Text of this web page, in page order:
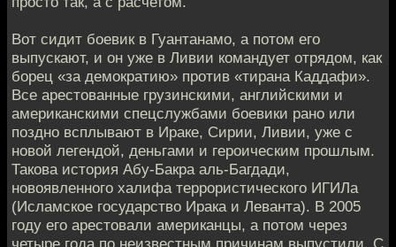
Вот сидит боевик в Гуантанамо, а потом его
выпускают, и он уже в Ливии командует отрядом, как
борец «за демократию» против «тирана Каддафи».
Все арестованные грузинскими, английскими и
американскими спецслужбами боевики рано или
поздно всплывают в Ираке, Сирии, Ливии, уже с
новой легендой, деньгами и героическим прошлым.
Такова история Абу-Бакра аль-Багдади,
новоявленного халифа террористического ИГИЛа
(Исламское государство Ирака и Леванта). В 2005
году его арестовали американцы, а потом через